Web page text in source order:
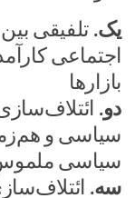
یک. تلفیقی
اجتماعی
بازارها
دو.
سیاسی و
سیاسی ملموسِ
سه.